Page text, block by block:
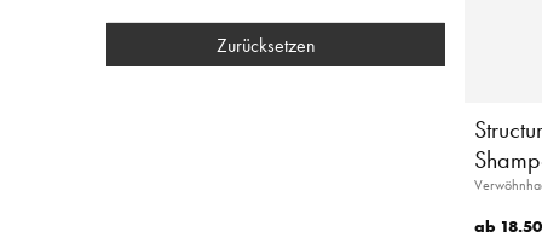
Zurücksetzen
ab